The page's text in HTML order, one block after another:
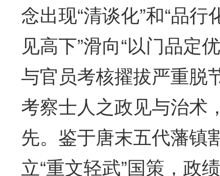
念出现“清谈化”和“品
见高下”滑向“以门品定
与官员考核擢拔严重脱
考察士人之政见与治术
先。鉴于唐末五代藩镇
立“重文轻武”国策，政